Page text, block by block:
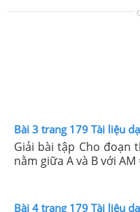
Bài 3 trang 179 Tài liệu
Giải bài tập Cho đoạn
nằm giữa A và B với AM
Bài 4 trang 179 Tài liệu